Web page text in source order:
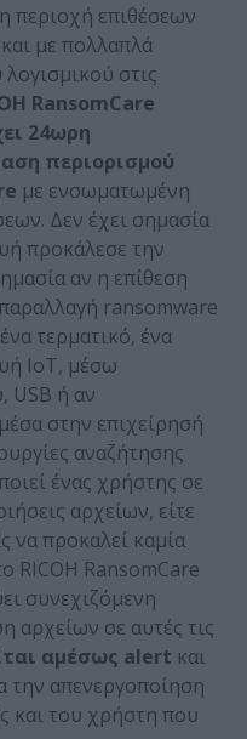
περιοχή επιθέσεων
με πολλαπλά
στις
RansomCare
24ωρη
περιορισμού
με ενσωματωμένη
Δεν έχει σημασία
προκάλεσε την
αν η επίθεση
ransomware
τερματικό, ένα
IoT, μέσω
USB ή αν
στην επιχείρησή
αναζήτησης
ένας χρήστης σε
αρχείων, είτε
να προκαλεί καμία
RICOH RansomCare
συνεχιζόμενη
αρχείων σε αυτές τις
αμέσως alert και
την απενεργοποίηση
και του χρήστη που